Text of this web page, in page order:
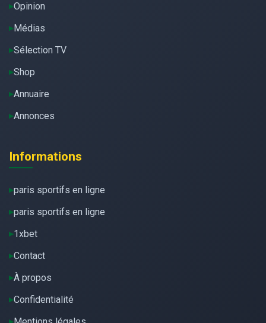
Opinion
Médias
Sélection TV
Shop
Annuaire
Annonces
Informations
paris sportifs en ligne
paris sportifs en ligne
1xbet
Contact
À propos
Confidentialité